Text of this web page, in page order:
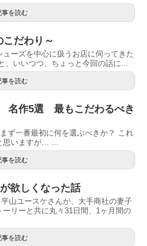
事を読む
だわり～
ーズを中心に扱うお店に伺ってきた
いいつつ、ちょっと今回の話に...
事を読む
名作5選 最もこだわるべき
ず一番最初に何を選ぶべきか？ これ
思いますが… ...
事を読む
欲しくなった話
山ユースケさんが、大手商社の妻子
リーと共に丸々31日間、1ヶ月間の
事を読む